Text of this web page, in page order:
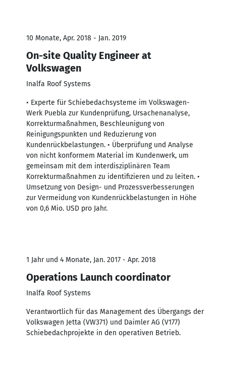
10 Monate, Apr. 2018 - Jan. 2019
On-site Quality Engineer at
Volkswagen
Inalfa Roof Systems
• Experte für Schiebedachsysteme im Volkswagen-
Werk Puebla zur Kundenprüfung, Ursachenanalyse,
Korrekturmaßnahmen, Beschleunigung von
Reinigungspunkten und Reduzierung von
Kundenrückbelastungen. • Überprüfung und Analyse
von nicht konformem Material im Kundenwerk, um
gemeinsam mit dem interdisziplinären Team
Korrekturmaßnahmen zu identifizieren und zu leiten. •
Umsetzung von Design- und Prozessverbesserungen
zur Vermeidung von Kundenrückbelastungen in Höhe
von 0,6 Mio. USD pro Jahr.
1 Jahr und 4 Monate, Jan. 2017 - Apr. 2018
Operations Launch coordinator
Inalfa Roof Systems
Verantwortlich für das Management des Übergangs der
Volkswagen Jetta (VW371) und Daimler AG (V177)
Schiebedachprojekte in den operativen Betrieb.